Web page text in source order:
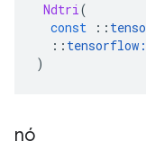
Ndtri(
const
::
:: tensorflow
)
nó